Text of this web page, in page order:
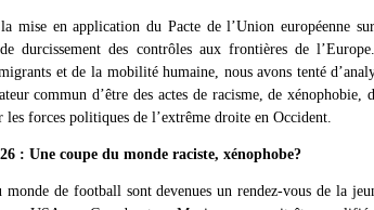
la mise en application du Pacte de l’Union européenne
durcissement des contrôles aux frontières de
et de la mobilité humaine, nous avons tenté
commun d’être des actes de racisme, de xénophobie,
les forces politiques de l’extrême droite en Occident.
: Une coupe du monde raciste, xénophobe?
de football sont devenues un rendez-vous de la